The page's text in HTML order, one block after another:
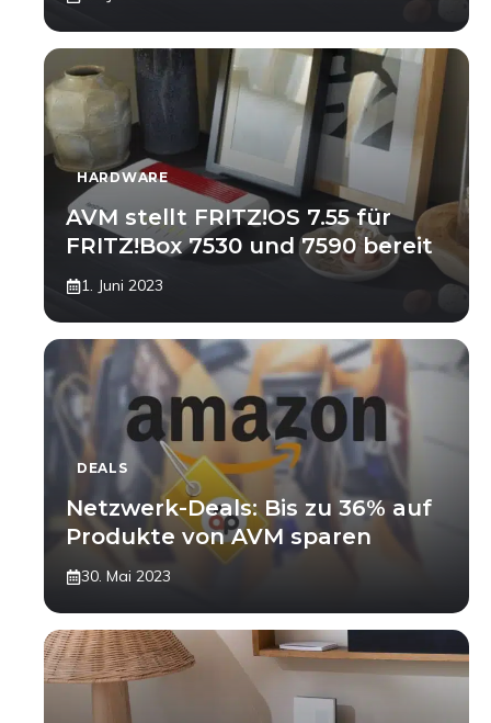
HARDWARE
AVM stellt FRITZ!OS 7.55 für
FRITZ!Box 7530 und 7590 bereit
1. Juni 2023
DEALS
Netzwerk-Deals: Bis zu 36% auf
Produkte von AVM sparen
30. Mai 2023